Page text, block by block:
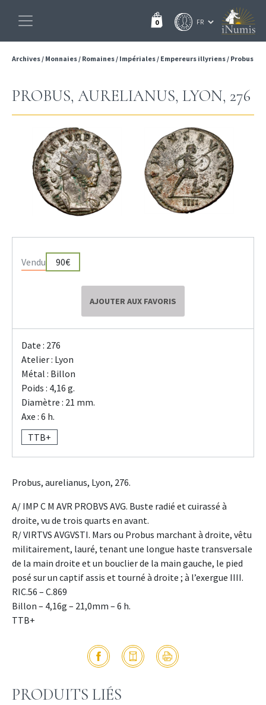
0
Archives/ Monnaies/ Romaines/ Impériales/ Empereurs illyriens/ Probus
PROBUS, AURELIANUS, LYON, 276
Vendu 90€
AJOUTER AUX FAVORIS
Date : 276
Atelier : Lyon
Métal : Billon
Poids : 4,16 g.
Diamètre : 21 mm.
Axe : 6 h.
TTB+
Probus, aurelianus, Lyon, 276.
A/ IMP C M AVR PROBVS AVG. Buste radié et cuirassé à
droite, vu de trois quarts en avant.
R/ VIRTVS AVGVSTI. Mars ou Probus marchant à droite, vêtu
militairement, lauré, tenant une longue haste transversale
de la main droite et un bouclier de la main gauche, le pied
posé sur un captif assis et tourné à droite ; à l’exergue IIII.
RIC.56 – C.869
Billon – 4,16g – 21,0mm – 6 h.
TTB+
PRODUITS LIÉS